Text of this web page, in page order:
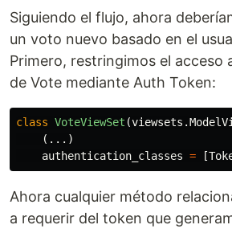
Siguiendo el flujo, ahora
un voto nuevo basado en el
Primero, restringimos el acceso
de Vote mediante Auth Token:
class VoteViewSet (viewsets .
(...)
authentication_classes = [
Ahora cualquier método
a requerir del token que